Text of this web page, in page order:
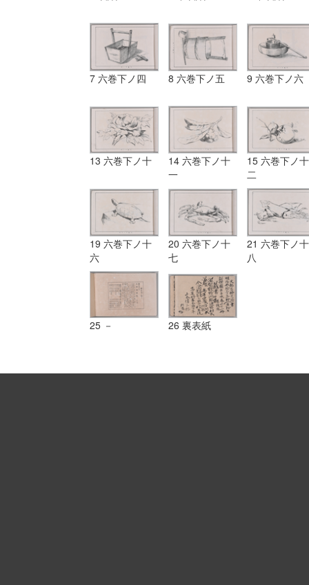
7 六巻下ノ四 8 六巻下ノ五 9 六巻下ノ六
13 六巻下ノ十
14 六巻下ノ十
一
15 六巻下ノ十
二
19 六巻下ノ十
六
20 六巻下ノ十
七
21 六巻下ノ十
八
25 － 26 裏表紙